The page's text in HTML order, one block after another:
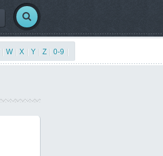
W| X Y Z 0-9